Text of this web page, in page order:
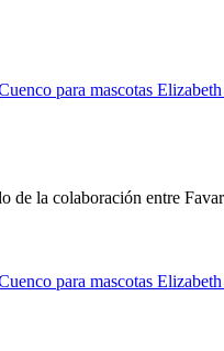
de la colaboración entre